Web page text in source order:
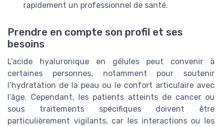
rapidement un professionnel de santé.
Prendre en compte son profil et ses
besoins
L’acide hyaluronique en gélules peut convenir à
certaines personnes, notamment pour soutenir
l’hydratation de la peau ou le confort articulaire avec
l’âge. Cependant, les patients atteints de cancer ou
sous traitements spécifiques doivent être
particulièrement vigilants, car les interactions ou les